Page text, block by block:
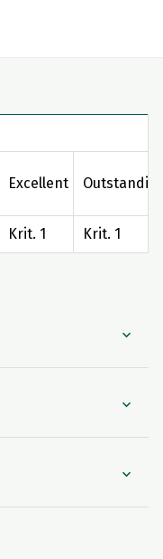
Excellent
Krit. 1 Krit. 1